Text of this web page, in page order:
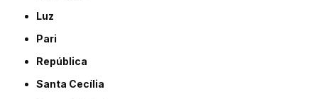
Luz
Pari
República
Santa Cecília